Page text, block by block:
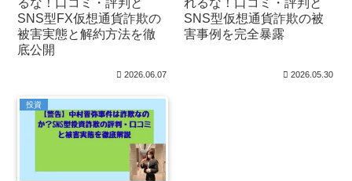
るな！口コミ・評判と
SNS型FX仮想通貨詐欺の
被害実態と解約方法を徹
底公開
2026.06.07
れるな！口コミ・評判と
SNS型仮想通貨詐欺の被
害事例を完全暴露
2026.05.30
投資